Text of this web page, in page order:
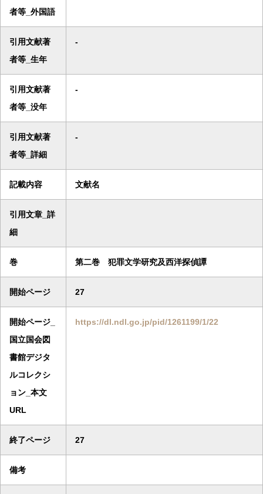
者等_外国語
引用文献著
者等_生年
-
引用文献著
者等_没年
-
引用文献著
者等_詳細
-
記載内容 文献名
引用文章_詳
細
巻 第二巻 犯罪文学研究及西洋探偵譚
開始ページ 27
開始ページ_
国立国会図
書館デジタ
ルコレクシ
ョン_本文
URL
https://dl.ndl.go.jp/pid/1261199/1/22
終了ページ 27
備考